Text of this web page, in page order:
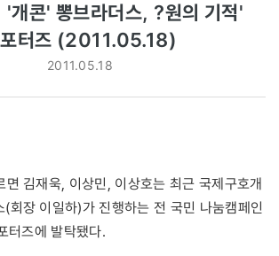
개콘' 뽕브라더스, ?원의 기적'
터즈 (2011.05.18)
2011.05.18
면 김재욱, 이상민, 이상호는 최근 국제구호개
회장 이일하)가 진행하는 전 국민 나눔캠페인
터즈에 발탁됐다.